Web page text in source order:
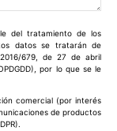
del tratamiento de los
datos se tratarán de
679, de 27 de abril
por lo que se le
comercial (por interés
de productos